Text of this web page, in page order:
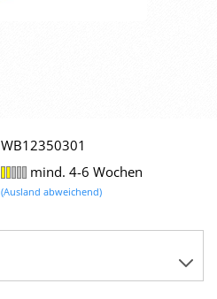
WB12350301
mind. 4-6 Wochen
(Ausland abweichend)